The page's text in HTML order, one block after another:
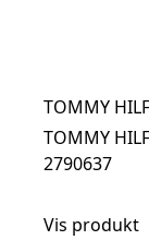
TOMMY
TOMMY
2790637
Vis produkt